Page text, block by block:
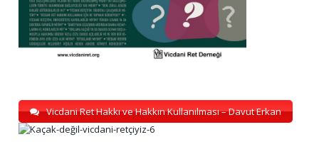
Vicdani Ret Hakkı ve Hakkın Kullanılması – Davut Erkan